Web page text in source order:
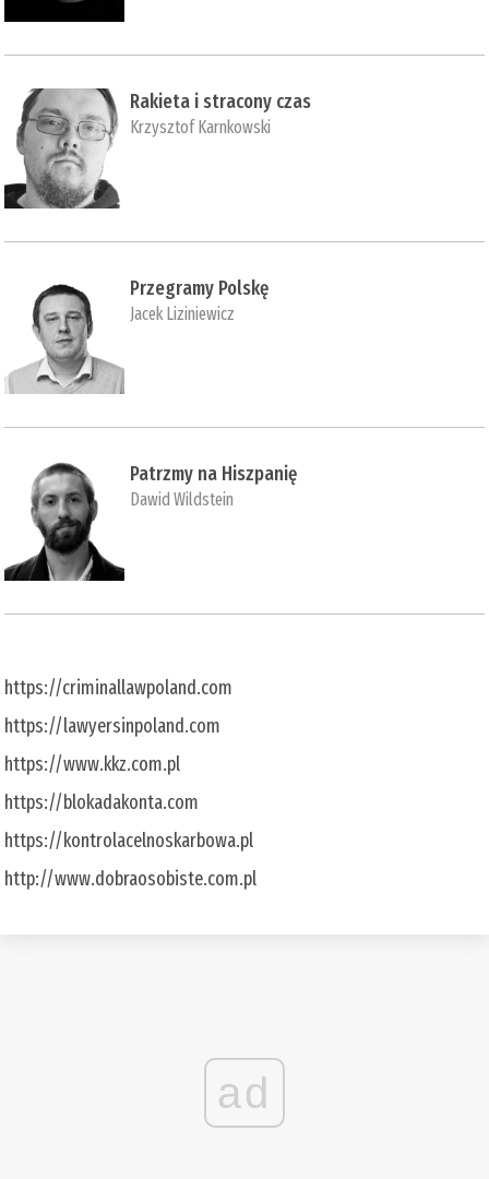
Rakieta i stracony czas
Krzysztof Karnkowski
Przegramy Polskę
Jacek Liziniewicz
Patrzmy na Hiszpanię
Dawid Wildstein
https://criminallawpoland.com
https://lawyersinpoland.com
https://www.kkz.com.pl
https://blokadakonta.com
https://kontrolacelnoskarbowa.pl
http://www.dobraosobiste.com.pl
ad